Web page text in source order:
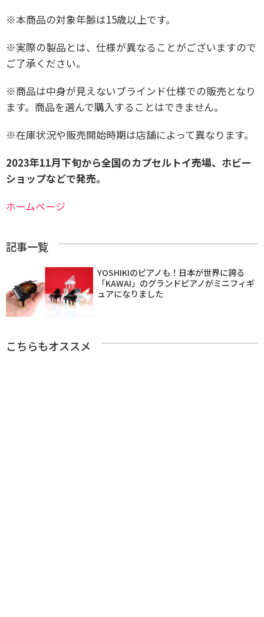
※本商品の対象年齢は15歳以上です。
※実際の製品とは、仕様が異なることがございますので
ご了承ください。
※商品は中身が見えないブラインド仕様での販売となり
ます。商品を選んで購入することはできません。
※在庫状況や販売開始時期は店舗によって異なります。
2023年11月下旬から全国のカプセルトイ売場、ホビー
ショップなどで発売。
ホームページ
記事一覧
YOSHIKIのピアノも！日本が世界に誇る
「KAWAI」のグランドピアノがミニフィギ
ュアになりました
こちらもオススメ